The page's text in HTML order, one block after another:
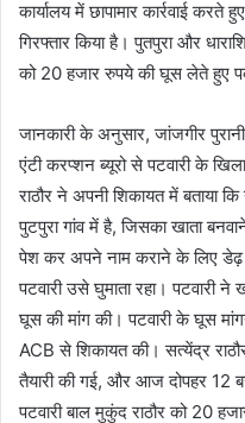
कार्यालय में छापामार कार्रवाई करते
गिरफ्तार किया है। पुतपुरा और
को 20 हजार रुपये की घूस लेते हुए
जानकारी के अनुसार, जांजगीर
एंटी करप्शन ब्यूरो से पटवारी के
राठौर ने अपनी शिकायत में बताया
पुटपुरा गांव में है, जिसका खाता
पेश कर अपने नाम कराने के लिए डेढ़
पटवारी उसे घुमाता रहा।
घूस की मांग की। पटवारी के घूस
ACB से शिकायत की। सत्येंद्र
तैयारी की गई, और आज दोपहर 12
पटवारी बाल मुकुंद राठौर को 20